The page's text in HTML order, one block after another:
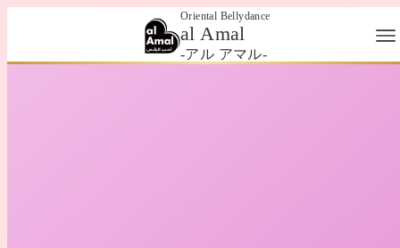
Oriental Bellydance
al Amal
-アル アマル-